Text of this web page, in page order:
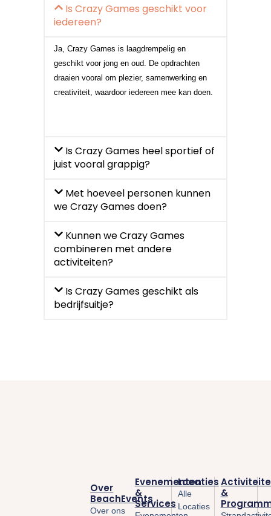
Is Crazy Games geschikt voor
iedereen?
Ja, Crazy Games is laagdrempelig en
geschikt voor jong en oud. De opdrachten
draaien vooral om plezier, samenwerking en
creativiteit, waardoor iedereen mee kan doen.
Is Crazy Games heel sportief of
juist vooral grappig?
Met hoeveel personen kunnen
we Crazy Games doen?
Kunnen we Crazy Games
combineren met andere
activiteiten?
Is Crazy Games geschikt als
bedrijfsuitje?
&
Locaties
Alle
Locaties
Evenementen
&
Services
Over
BeachEvents
Over ons